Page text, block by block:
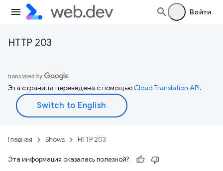
Войти
HTTP 203
Эта страница переведена с помощьюCloud Translation API.
Главная Shows HTTP 203
Эта информация оказалась полезной?